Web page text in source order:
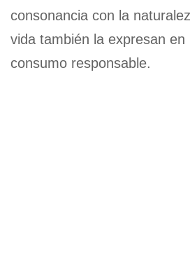
consonancia con la
vida también la expresan
consumo responsable.